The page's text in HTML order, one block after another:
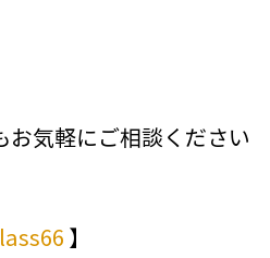
お気軽にご相談ください
】